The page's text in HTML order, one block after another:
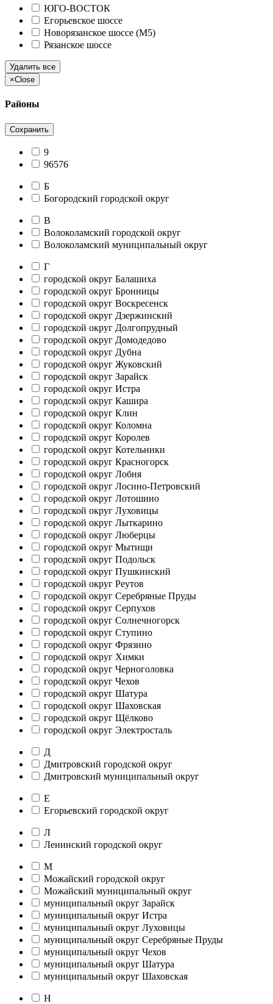
ЮГО-ВОСТОК
Егорьевское шоссе
Новорязанское шоссе (М5)
Рязанское шоссе
Удалить все
×Close
Районы
Сохранить
9
96576
Б
Богородский городской округ
В
Волоколамский городской округ
Волоколамский муниципальный округ
Г
городской округ Балашиха
городской округ Бронницы
городской округ Воскресенск
городской округ Дзержинский
городской округ Долгопрудный
городской округ Домодедово
городской округ Дубна
городской округ Жуковский
городской округ Зарайск
городской округ Истра
городской округ Кашира
городской округ Клин
городской округ Коломна
городской округ Королев
городской округ Котельники
городской округ Красногорск
городской округ Лобня
городской округ Лосино-Петровский
городской округ Лотошино
городской округ Луховицы
городской округ Лыткарино
городской округ Люберцы
городской округ Мытищи
городской округ Подольск
городской округ Пушкинский
городской округ Реутов
городской округ Серебряные Пруды
городской округ Серпухов
городской округ Солнечногорск
городской округ Ступино
городской округ Фрязино
городской округ Химки
городской округ Черноголовка
городской округ Чехов
городской округ Шатура
городской округ Шаховская
городской округ Щёлково
городской округ Электросталь
Д
Дмитровский городской округ
Дмитровский муниципальный округ
Е
Егорьевский городской округ
Л
Ленинский городской округ
М
Можайский городской округ
Можайский муниципальный округ
муниципальный округ Зарайск
муниципальный округ Истра
муниципальный округ Луховицы
муниципальный округ Серебряные Пруды
муниципальный округ Чехов
муниципальный округ Шатура
муниципальный округ Шаховская
Н